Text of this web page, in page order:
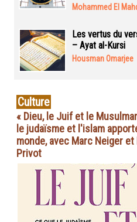
Mohammed El
Les vertus du
– Ayat al-Kursi
Housman Omarjee
Culture
« Dieu, le Juif et le
le judaïsme et l'islam
monde, avec Marc Neiger et
Privot